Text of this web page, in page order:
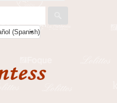
(Spanish)